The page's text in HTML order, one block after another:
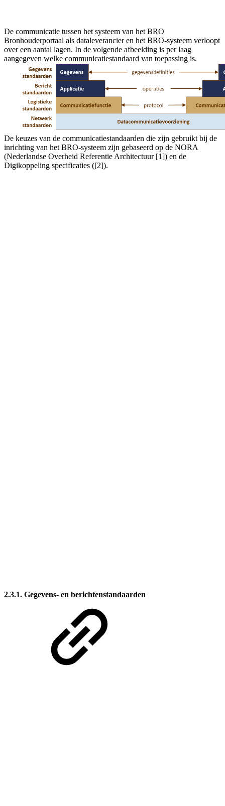
De communicatie tussen het systeem van het BRO
Bronhouderportaal als dataleverancier en het BRO-systeem verloopt
over een aantal lagen. In de volgende afbeelding is per laag
aangegeven welke communicatiestandaard van toepassing is.
De keuzes van de communicatiestandaarden die zijn gebruikt bij de
inrichting van het BRO-systeem zijn gebaseerd op de NORA
(Nederlandse Overheid Referentie Architectuur [1]) en de
Digikoppeling specificaties ([2]).
2.3.1. Gegevens- en berichtenstandaarden